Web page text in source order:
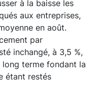
à la baisse les
aux entreprises,
en août.
par
inchangé, à 3,5 %,
long terme fondant la
étant restés